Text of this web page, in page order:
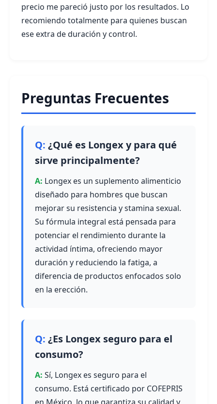
precio me pareció justo por los resultados. Lo
recomiendo totalmente para quienes buscan
ese extra de duración y control.
Preguntas Frecuentes
¿Qué es Longex y para qué
sirve principalmente?
Longex es un suplemento alimenticio
diseñado para hombres que buscan
mejorar su resistencia y stamina sexual.
Su fórmula integral está pensada para
potenciar el rendimiento durante la
actividad íntima, ofreciendo mayor
duración y reduciendo la fatiga, a
diferencia de productos enfocados solo
en la erección.
¿Es Longex seguro para el
consumo?
Sí, Longex es seguro para el
consumo. Está certificado por COFEPRIS